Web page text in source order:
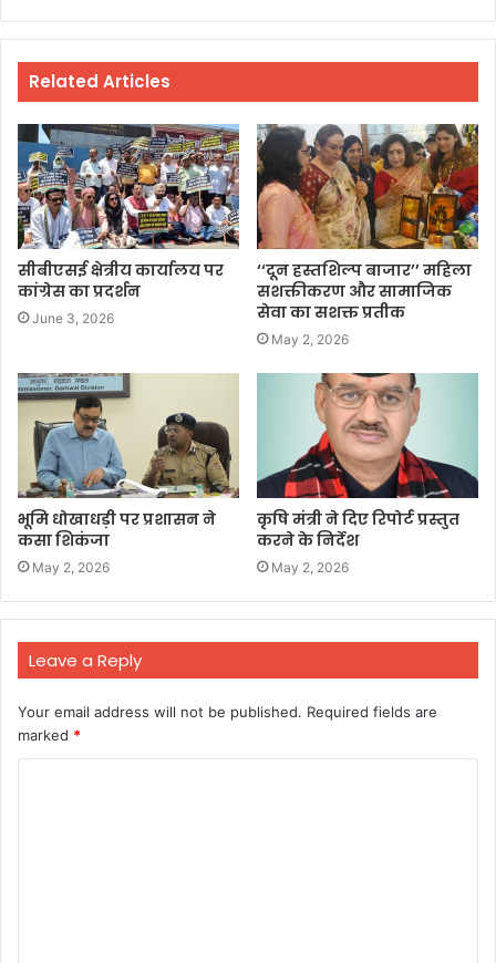
Related Articles
सीबीएसई क्षेत्रीय कार्यालय पर
कांग्रेस का प्रदर्शन
June 3, 2026
‘‘दून हस्तशिल्प बाजार’’ महिला
सशक्तीकरण और सामाजिक
सेवा का सशक्त प्रतीक
May 2, 2026
भूमि धोखाधड़ी पर प्रशासन ने
कसा शिकंजा
May 2, 2026
कृषि मंत्री ने दिए रिपोर्ट प्रस्तुत
करने के निर्देश
May 2, 2026
Leave a Reply
Your email address will not be published. Required fields are
marked *